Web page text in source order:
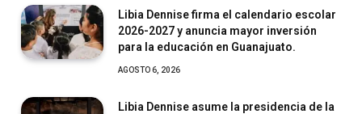
Libia Dennise firma el calendario escolar
2026-2027 y anuncia mayor inversión
para la educación en Guanajuato.
AGOSTO 6, 2026
Libia Dennise asume la presidencia de la